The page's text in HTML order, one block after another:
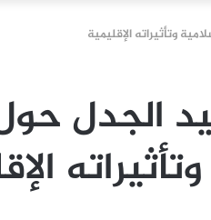
وتأثيراته الإقليمية
الجدل